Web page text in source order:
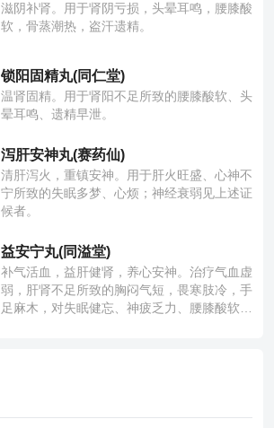
滋阴补肾。用于肾阴亏损，头晕耳鸣，腰膝酸
软，骨蒸潮热，盗汗遗精。
锁阳固精丸(同仁堂)
温肾固精。用于肾阳不足所致的腰膝酸软、头
晕耳鸣、遗精早泄。
泻肝安神丸(赛药仙)
清肝泻火，重镇安神。用于肝火旺盛、心神不
宁所致的失眠多梦、心烦；神经衰弱见上述证
候者。
益安宁丸(同溢堂)
补气活血，益肝健肾，养心安神。治疗气血虚
弱，肝肾不足所致的胸闷气短，畏寒肢冷，手
足麻木，对失眠健忘、神疲乏力、腰膝酸软也